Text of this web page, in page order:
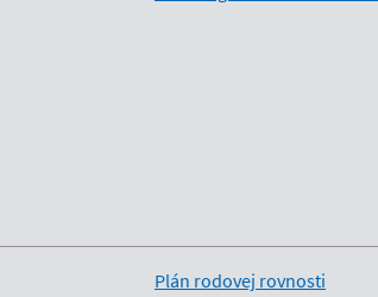
Plán rodovej rovnosti